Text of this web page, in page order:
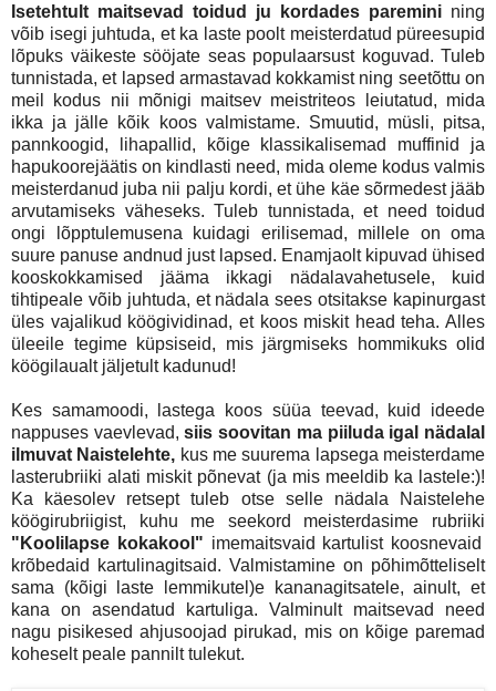
Isetehtult maitsevad toidud ju kordades paremini ning
võib isegi juhtuda, et ka laste poolt meisterdatud püreesupid
lõpuks väikeste sööjate seas populaarsust koguvad. Tuleb
tunnistada, et lapsed armastavad kokkamist ning seetõttu on
meil kodus nii mõnigi maitsev meistriteos leiutatud, mida
ikka ja jälle kõik koos valmistame. Smuutid, müsli, pitsa,
pannkoogid, lihapallid, kõige klassikalisemad muffinid ja
hapukoorejäätis on kindlasti need, mida oleme kodus valmis
meisterdanud juba nii palju kordi, et ühe käe sõrmedest jääb
arvutamiseks väheseks. Tuleb tunnistada, et need toidud
ongi lõpptulemusena kuidagi erilisemad, millele on oma
suure panuse andnud just lapsed. Enamjaolt kipuvad ühised
kooskokkamised jääma ikkagi nädalavahetusele, kuid
tihtipeale võib juhtuda, et nädala sees otsitakse kapinurgast
üles vajalikud köögividinad, et koos miskit head teha. Alles
üleeile tegime küpsiseid, mis järgmiseks hommikuks olid
köögilaualt jäljetult kadunud!
Kes samamoodi, lastega koos süüa teevad, kuid ideede
nappuses vaevlevad, siis soovitan ma piiluda igal nädalal
ilmuvat Naistelehte, kus me suurema lapsega meisterdame
lasterubriiki alati miskit põnevat (ja mis meeldib ka lastele:)!
Ka käesolev retsept tuleb otse selle nädala Naistelehe
köögirubriigist, kuhu me seekord meisterdasime rubriiki
"Koolilapse kokakool" imemaitsvaid kartulist koosnevaid
krõbedaid kartulinagitsaid. Valmistamine on põhimõtteliselt
sama (kõigi laste lemmikutel)e kananagitsatele, ainult, et
kana on asendatud kartuliga. Valminult maitsevad need
nagu pisikesed ahjusoojad pirukad, mis on kõige paremad
koheselt peale pannilt tulekut.